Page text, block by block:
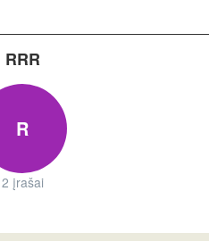
RRR
R
2 įrašai